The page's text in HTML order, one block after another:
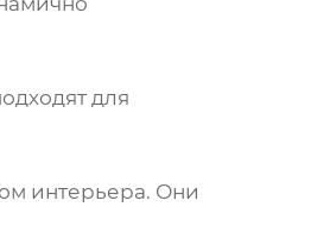
для
интерьера. Они